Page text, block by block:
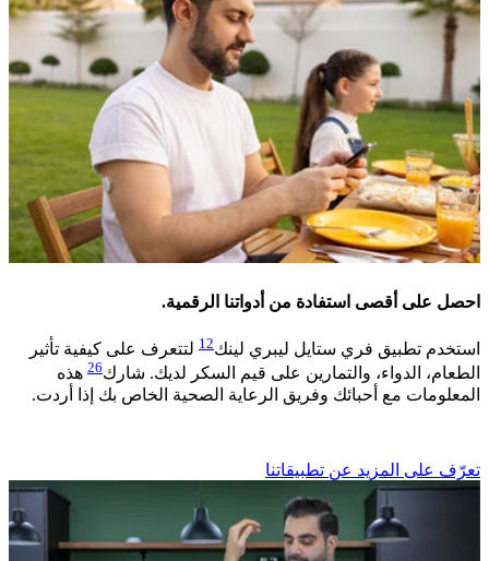
احصل على أقصى استفادة من أدواتنا الرقمية.
استخدم تطبيق فري ستايل ليبري لينك12 لتتعرف على كيفية تأثير
الطعام، الدواء، والتمارين على قيم السكر لديك. شارك26 هذه
المعلومات مع أحبائك وفريق الرعاية الصحية الخاص بك إذا أردت.
تعرّف على المزيد عن تطبيقاتنا